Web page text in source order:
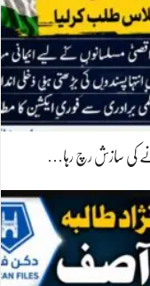
کی سازش رچ رہا…